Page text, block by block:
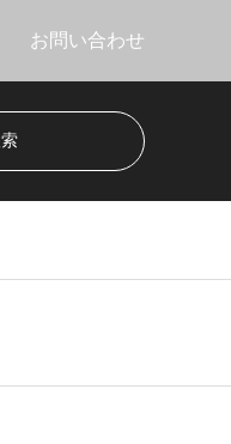
お問い合わせ